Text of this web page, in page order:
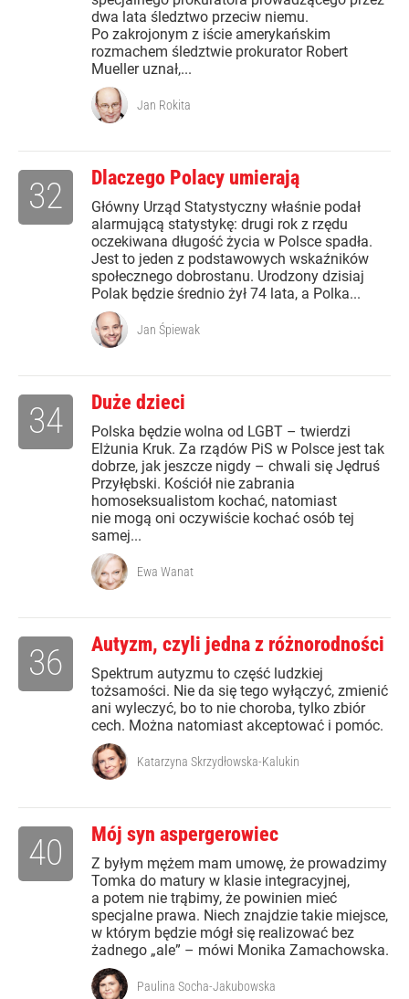
dwa lata śledztwo przeciw niemu.
Po zakrojonym z iście amerykańskim
rozmachem śledztwie prokurator Robert
Mueller uznał,...
Jan Rokita
Dlaczego Polacy umierają
Główny Urząd Statystyczny właśnie podał
alarmującą statystykę: drugi rok z rzędu
oczekiwana długość życia w Polsce spadła.
Jest to jeden z podstawowych wskaźników
społecznego dobrostanu. Urodzony dzisiaj
Polak będzie średnio żył 74 lata, a Polka...
32
Jan Śpiewak
Duże dzieci
Polska będzie wolna od LGBT – twierdzi
Elżunia Kruk. Za rządów PiS w Polsce jest tak
dobrze, jak jeszcze nigdy – chwali się Jędruś
Przyłębski. Kościół nie zabrania
homoseksualistom kochać, natomiast
nie mogą oni oczywiście kochać osób tej
samej...
34
Ewa Wanat
Autyzm, czyli jedna z różnorodności
Spektrum autyzmu to część ludzkiej
tożsamości. Nie da się tego wyłączyć, zmienić
ani wyleczyć, bo to nie choroba, tylko zbiór
cech. Można natomiast akceptować i pomóc.
36
Katarzyna Skrzydłowska-Kalukin
Mój syn aspergerowiec
Z byłym mężem mam umowę, że prowadzimy
Tomka do matury w klasie integracyjnej,
a potem nie trąbimy, że powinien mieć
specjalne prawa. Niech znajdzie takie miejsce,
w którym będzie mógł się realizować bez
żadnego „ale” – mówi Monika Zamachowska.
40
Paulina Socha-Jakubowska